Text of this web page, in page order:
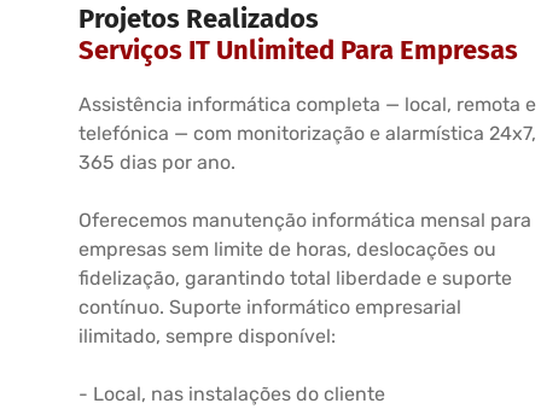
Projetos Realizados
Serviços IT Unlimited Para Empresas
Assistência informática completa — local, remota e
telefónica — com monitorização e alarmística 24x7,
365 dias por ano.
Oferecemos manutenção informática mensal para
empresas sem limite de horas, deslocações ou
fidelização, garantindo total liberdade e suporte
contínuo. Suporte informático empresarial
ilimitado, sempre disponível:
- Local, nas instalações do cliente